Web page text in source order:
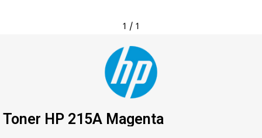
1 / 1
Toner HP 215A Magenta